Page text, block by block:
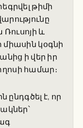
թիմի
Ռուսոյի և
կօգնի
ի վեր իր
համար։
ընդգծել է, որ